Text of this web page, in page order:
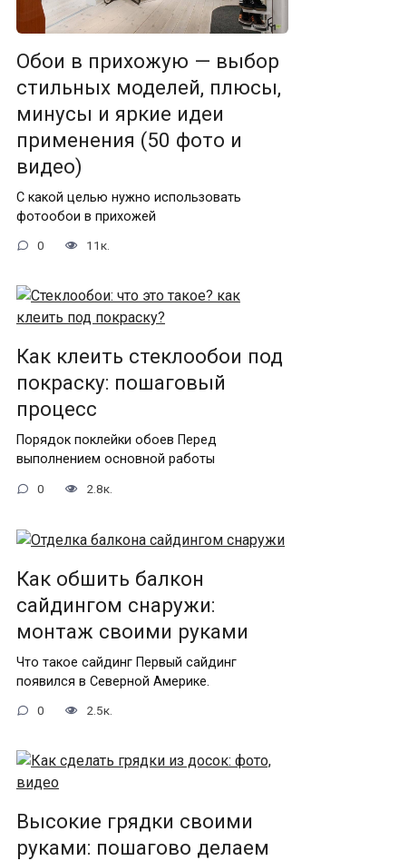
Обои в прихожую — выбор
стильных моделей, плюсы,
минусы и яркие идеи
применения (50 фото и
видео)
С какой целью нужно использовать
фотообои в прихожей
0 11к.
Как клеить стеклообои под
покраску: пошаговый
процесс
Порядок поклейки обоев Перед
выполнением основной работы
0 2.8к.
Как обшить балкон
сайдингом снаружи:
монтаж своими руками
Что такое сайдинг Первый сайдинг
появился в Северной Америке.
0 2.5к.
Высокие грядки своими
руками: пошагово делаем